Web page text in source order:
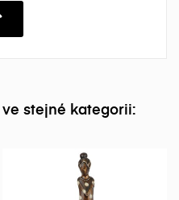
stejné kategorii: